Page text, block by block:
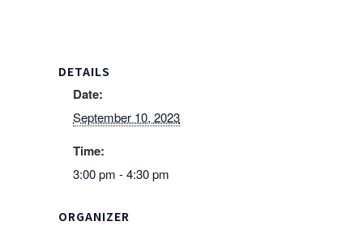
DETAILS
Date:
September 10, 2023
Time:
3:00 pm - 4:30 pm
ORGANIZER